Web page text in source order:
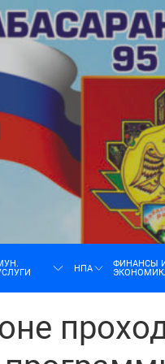
НПА ФИНАНСЫ